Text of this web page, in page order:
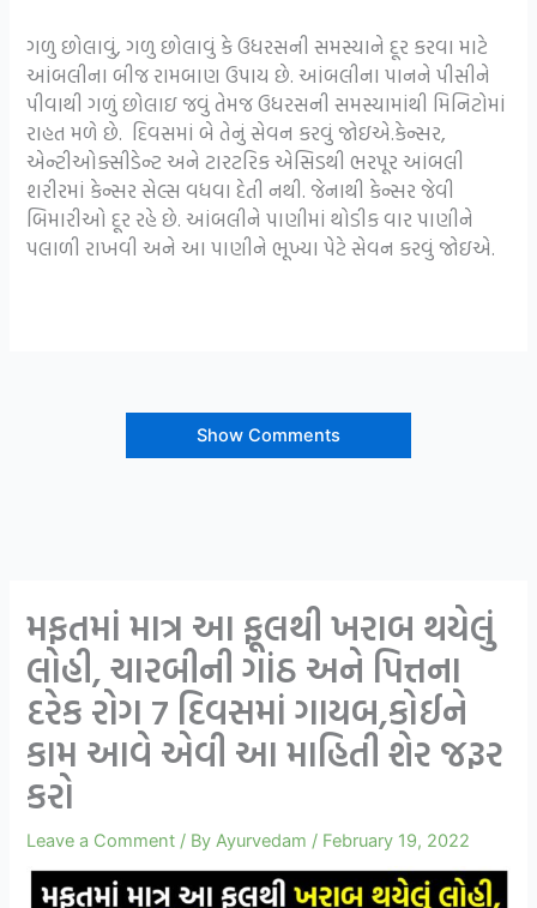
ગળુ છોલાવું, ગળુ છોલાવું કે ઉધરસની સમસ્યાને દૂર કરવા માટે
આંબલીના બીજ રામબાણ ઉપાય છે. આંબલીના પાનને પીસીને
પીવાથી ગળું છોલાઇ જવું તેમજ ઉધરસની સમસ્યામાંથી મિનિટોમાં
રાહત મળે છે. દિવસમાં બે તેનું સેવન કરવું જોઇએ.કેન્સર,
એન્ટીઓક્સીડેન્ટ અને ટારટરિક એસિડથી ભરપૂર આંબલી
શરીરમાં કેન્સર સેલ્સ વધવા દેતી નથી. જેનાથી કેન્સર જેવી
બિમારીઓ દૂર રહે છે. આંબલીને પાણીમાં થોડીક વાર પાણીને
પલાળી રાખવી અને આ પાણીને ભૂખ્યા પેટે સેવન કરવું જોઇએ.
Show Comments
મફતમાં માત્ર આ ફૂલથી ખરાબ થયેલું
લોહી, ચારબીની ગાંઠ અને પિત્તના
દરેક રોગ 7 દિવસમાં ગાયબ,કોઈને
કામ આવે એવી આ માહિતી શેર જરૂર
કરો
Leave a Comment / By Ayurvedam / February 19, 2022